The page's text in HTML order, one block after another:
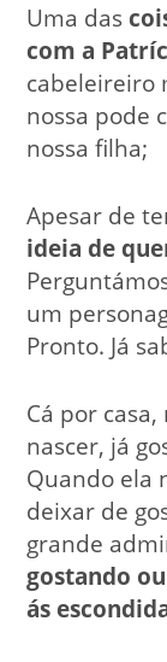
Uma das
com a
cabeleireiro
nossa pode
nossa filha;
Apesar de
ideia de
um
Pronto. Já
Cá por
nascer, já
Quando ela
deixar de
grande
gostando
ás